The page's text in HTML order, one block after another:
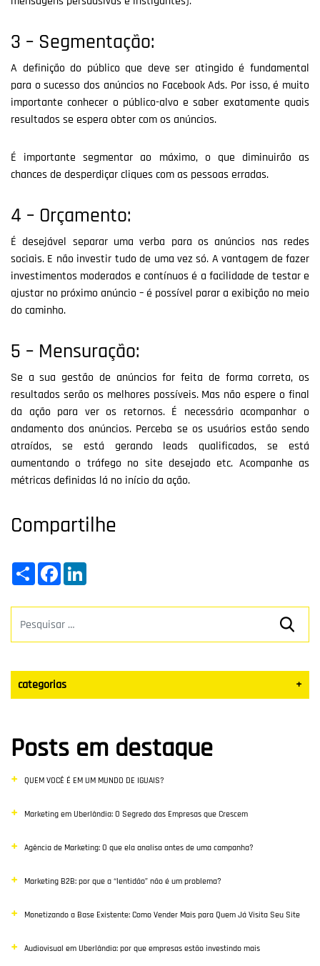
3 – Segmentação:
A definição do público que deve ser atingido é fundamental
para o sucesso dos anúncios no Facebook Ads. Por isso, é muito
importante conhecer o público-alvo e saber exatamente quais
resultados se espera obter com os anúncios.
É importante segmentar ao máximo, o que diminuirão as
chances de desperdiçar cliques com as pessoas erradas.
4 – Orçamento:
É desejável separar uma verba para os anúncios nas redes
sociais. E não investir tudo de uma vez só. A vantagem de fazer
investimentos moderados e contínuos é a facilidade de testar e
ajustar no próximo anúncio – é possível parar a exibição no meio
do caminho.
5 – Mensuração:
Se a sua gestão de anúncios for feita de forma correta, os
resultados serão os melhores possíveis. Mas não espere o final
da ação para ver os retornos. É necessário acompanhar o
andamento dos anúncios. Perceba se os usuários estão sendo
atraídos, se está gerando leads qualificados, se está
aumentando o tráfego no site desejado etc. Acompanhe as
métricas definidas lá no início da ação.
Compartilhe
ShareFacebook
categorias +
Blog
Vendas
Destaque
Inbound Marketing
Desenvolvimento Web
Google Ads
E-commerce
Posts em destaque
QUEM VOCÊ É EM UM MUNDO DE IGUAIS?
Marketing em Uberlândia: O Segredo das Empresas que Crescem
Agência de Marketing: O que ela analisa antes de uma campanha?
Marketing B2B: por que a “lentidão” não é um problema?
Monetizando a Base Existente: Como Vender Mais para Quem Já Visita Seu Site
Audiovisual em Uberlândia: por que empresas estão investindo mais